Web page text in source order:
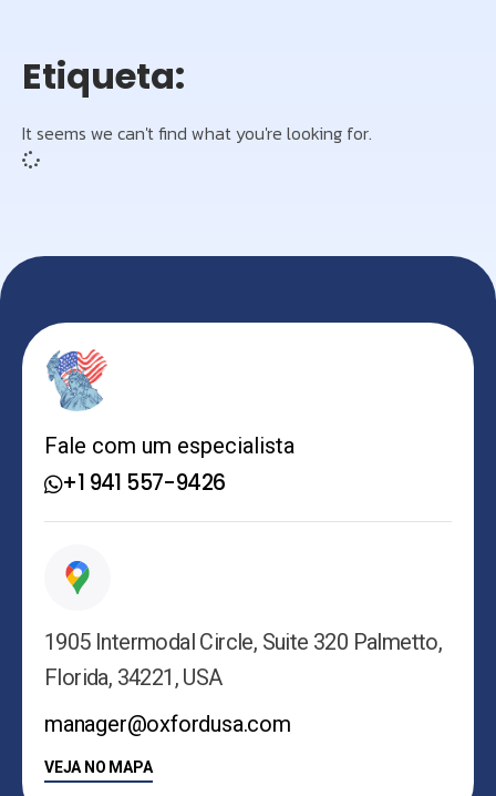
Etiqueta:
It seems we can't find what you're looking for.
Fale com um especialista
+1 941 557-9426
1905 Intermodal Circle, Suite 320 Palmetto,
Florida, 34221, USA
manager@oxfordusa.com
VEJA NO MAPA